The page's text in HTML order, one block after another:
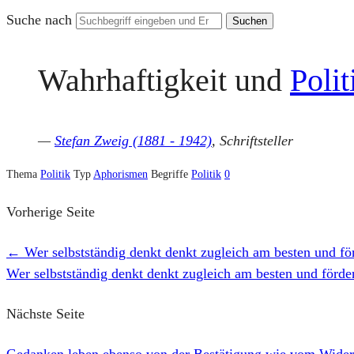
Suche nach
Wahrhaftigkeit und
— Stefan Zweig (1881 - 1942), Schriftsteller
Thema Politik Typ Aphorismen Begriffe Politik 0
Vorherige Seite
← Wer selbstständig denkt denkt zugleich am besten und
Wer selbstständig denkt denkt zugleich am besten und
Nächste Seite